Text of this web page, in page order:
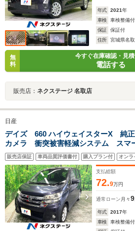
年式 2021年
車検
車検整備付
保証
保証付
住所
宮城県名
無
料
今すぐ在庫確認・見
電話する
販売店： ネクステージ 名取店
日産
デイズ 660 ハイウェイスターX 純
カメラ 衝突被害軽減システム スマ
ド 純正14インチアルミ オートエ
CD DVD再生 フルセグ
販売店保証 車両品質評価書付 購入プラン付 オンラ
支払総額
72.9万円
通常ローン 月々
年式 2017年
車検
車検整備付